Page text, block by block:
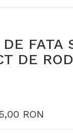
FATA
DE
RON